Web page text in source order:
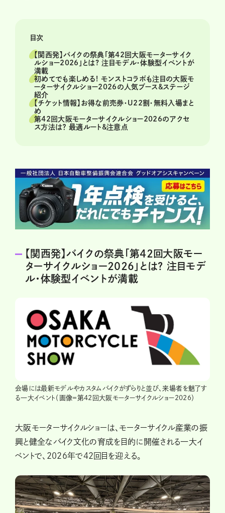
目次
【関西発】バイクの祭典「第42回大阪モーターサイク
ルショー2026」とは? 注目モデル・体験型イベントが
満載
初めてでも楽しめる! モンストコラボも注目の大阪モ
ーターサイクルショー2026の人気ブース&ステージ
紹介
【チケット情報】お得な前売券・U22割・無料入場まと
め
第42回大阪モーターサイクルショー2026のアクセ
ス方法は？ 最適ルート&注意点
【関西発】バイクの祭典「第42回大阪モー
ターサイクルショー2026」とは? 注目モデ
ル・体験型イベントが満載
会場には最新モデルやカスタムバイクがずらりと並び、来場者を魅了す
る一大イベント（画像＝第42回大阪モーターサイクルショー2026）
大阪モーターサイクルショーは、モーターサイクル産業の振
興と健全なバイク文化の育成を目的に開催される一大イ
ベントで、2026年で42回目を迎える。